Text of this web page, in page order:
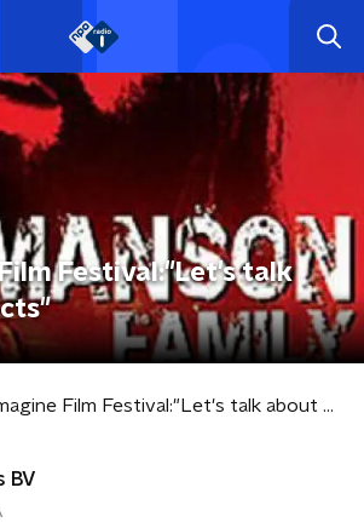
Festival:"Let's talk
Imagine Film Festival:"Let's talk about sects"
BV